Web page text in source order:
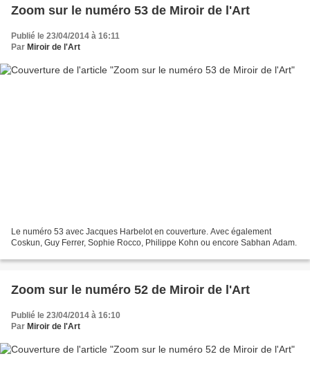
Zoom sur le numéro 53 de Miroir de l'Art
Publié le 23/04/2014 à 16:11
Par Miroir de l'Art
Le numéro 53 avec Jacques Harbelot en couverture. Avec également
Coskun, Guy Ferrer, Sophie Rocco, Philippe Kohn ou encore Sabhan Adam.
Zoom sur le numéro 52 de Miroir de l'Art
Publié le 23/04/2014 à 16:10
Par Miroir de l'Art